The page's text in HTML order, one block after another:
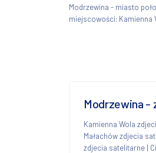
Modrzewina - miasto
miejscowości: Kamienna
Modrzewina -
Kamienna Wola
Małachów zdjecia
zdjecia satelitarne |